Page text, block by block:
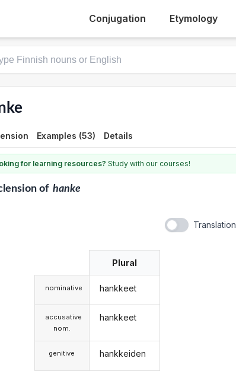
Conjugation Etymology
Examples (53) Details
for learning resources? Study with our courses!
of hanke
Translation
nominative
accusative
nom.
genitive
Plural
hankkeet
hankkeet
hankkeiden